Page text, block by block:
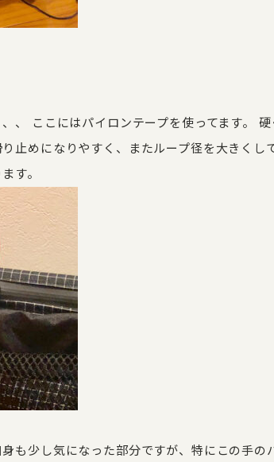
、 ここにはパイロンテープを使ってます。
止めになりやすく、またループ径を大きくし
す。
も少し気になった部分ですが、特にこの手の